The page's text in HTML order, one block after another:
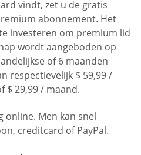
vindt, zet u de gratis
abonnement. Het
investeren om premium lid
wordt aangeboden op
of 6 maanden
respectievelijk $ 59,99 /
$ 29,99 / maand.
online. Men kan snel
creditcard of PayPal.